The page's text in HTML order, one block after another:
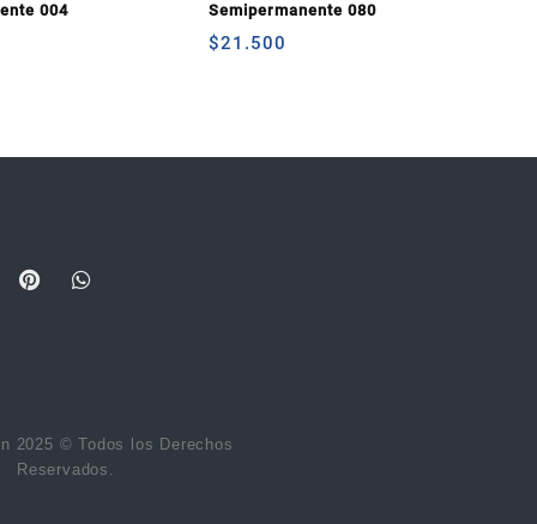
004 Semipermanente 080
$21.500
2025 © Todos los Derechos
Reservados.